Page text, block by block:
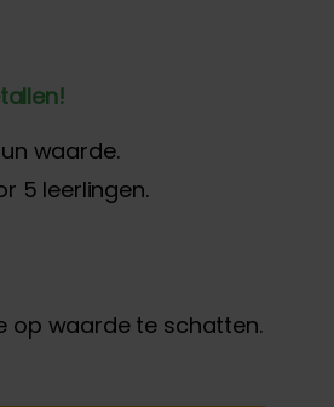
waarde.
5 leerlingen.
op waarde te schatten.